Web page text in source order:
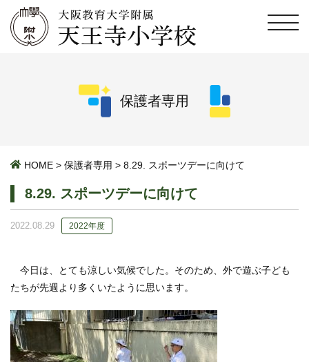
保護者専用
HOME > 保護者専用 > 8.29. スポーツデーに向けて
8.29. スポーツデーに向けて
2022.08.29 2022年度
今日は、とても涼しい気候でした。そのため、外で遊ぶ子ども
たちが先週より多くいたように思います。